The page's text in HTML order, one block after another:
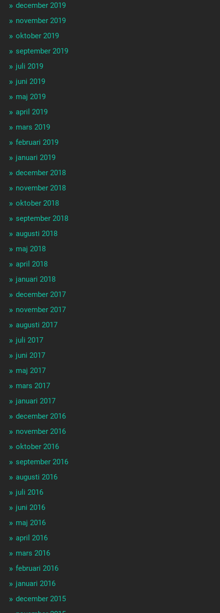
december 2019
november 2019
oktober 2019
september 2019
juli 2019
juni 2019
maj 2019
april 2019
mars 2019
februari 2019
januari 2019
december 2018
november 2018
oktober 2018
september 2018
augusti 2018
maj 2018
april 2018
januari 2018
december 2017
november 2017
augusti 2017
juli 2017
juni 2017
maj 2017
mars 2017
januari 2017
december 2016
november 2016
oktober 2016
september 2016
augusti 2016
juli 2016
juni 2016
maj 2016
april 2016
mars 2016
februari 2016
januari 2016
december 2015